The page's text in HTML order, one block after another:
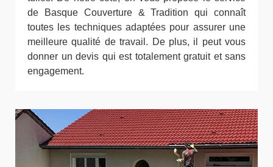
de Basque Couverture & Tradition qui connaît
toutes les techniques adaptées pour assurer une
meilleure qualité de travail. De plus, il peut vous
donner un devis qui est totalement gratuit et sans
engagement.